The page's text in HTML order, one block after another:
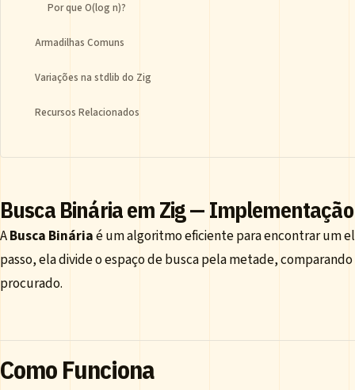
Por que O(log n)?
Armadilhas Comuns
Variações na stdlib do Zig
Recursos Relacionados
Busca Binária em Zig —
ABusca Bináriaé um algoritmo eficiente para encontrar um
passo, ela divide o espaço de busca pela metade,
procurado.
Como Funciona